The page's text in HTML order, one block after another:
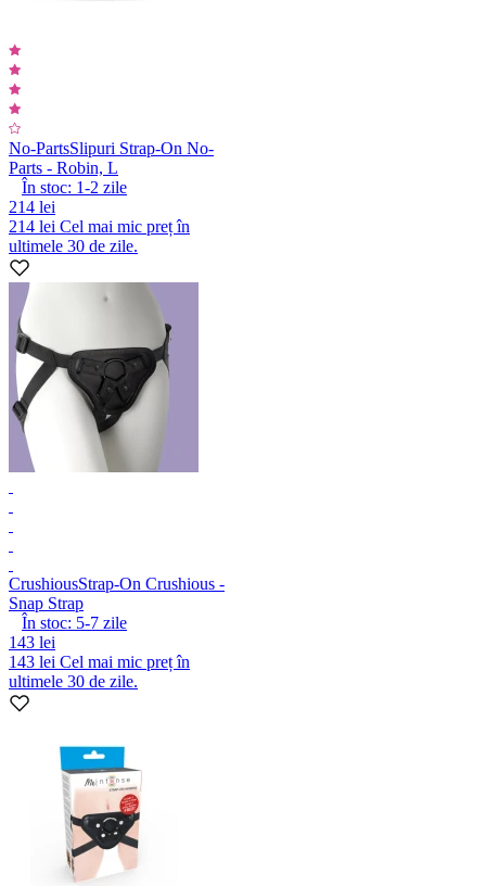
No-PartsSlipuri Strap-On No-
Parts - Robin, L
În stoc: 1-2 zile
214 lei
214 lei Cel mai mic preț în
ultimele 30 de zile.
CrushiousStrap-On Crushious -
Snap Strap
În stoc: 5-7 zile
143 lei
143 lei Cel mai mic preț în
ultimele 30 de zile.